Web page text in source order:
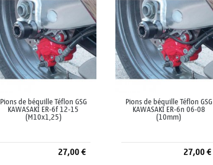
Pions de béquille Téflon GSG
KAWASAKI ER-6f 12-15
(M10x1,25)
27,00 €
Pions de béquille Téflon GSG
KAWASAKI ER-6n 06-08
(10mm)
27,00 €